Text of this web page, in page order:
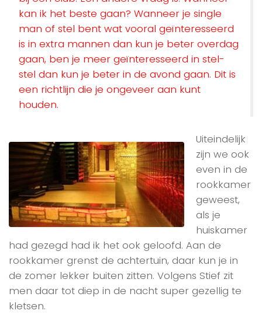
kan ik het beste gaan? Wanneer je single
man of stel bent wat vooral geïnteresseerd
is in extra mannen dan kun je beter overdag
gaan, ben je meer geïnteresseerd in stel-
stel dan kun je beter in de avond gaan. Dit is
een richtlijn die je ongeveer aan kunt
houden.
Uiteindelijk
zijn we ook
even in de
rookkamer
geweest,
als je
huiskamer
had gezegd had ik het ook geloofd. Aan de
rookkamer grenst de achtertuin, daar kun je in
de zomer lekker buiten zitten. Volgens Stief zit
men daar tot diep in de nacht super gezellig te
kletsen.